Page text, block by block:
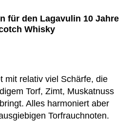
für den Lagavulin 10 Jahre
Whisky
mit relativ viel Schärfe, die
Torf, Zimt, Muskatnuss
Alles harmoniert aber
Torfrauchnoten.